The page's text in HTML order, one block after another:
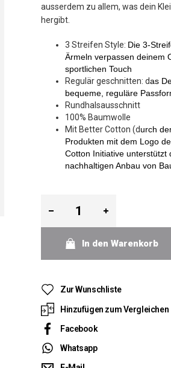
ausserdem zu allem, was dein
hergibt.
3 Streifen Style: Die 3-
Ärmeln verpassen deinem
sportlichen Touch
Regulär geschnitten: das
bequeme, reguläre
Rundhalsausschnitt
100% Baumwolle
Mit Better Cotton (durch
Produkten mit dem Logo
Cotton Initiative unterstützt
nachhaltigen Anbau von
In den Warenkorb
Zur Wunschliste
Hinzufügen zum Vergleichen
Facebook
Whatsapp